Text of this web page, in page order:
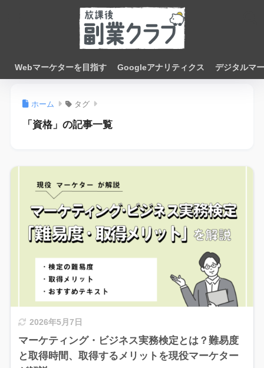
Webマーケターを目指す Googleアナリティクス デジタルマ
ホーム タグ
「資格」の記事一覧
2026年5月7日
マーケティング・ビジネス実務検定とは？難易度
と取得時間、取得するメリットを現役マーケター